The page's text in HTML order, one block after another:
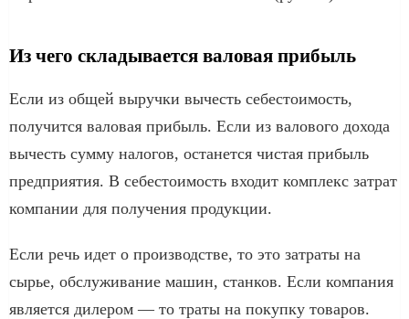
Из чего складывается валовая прибыль
Если из общей выручки вычесть себестоимость,
получится валовая прибыль. Если из валового дохода
вычесть сумму налогов, останется чистая прибыль
предприятия. В себестоимость входит комплекс затрат
компании для получения продукции.
Если речь идет о производстве, то это затраты на
сырье, обслуживание машин, станков. Если компания
является дилером — то траты на покупку товаров.